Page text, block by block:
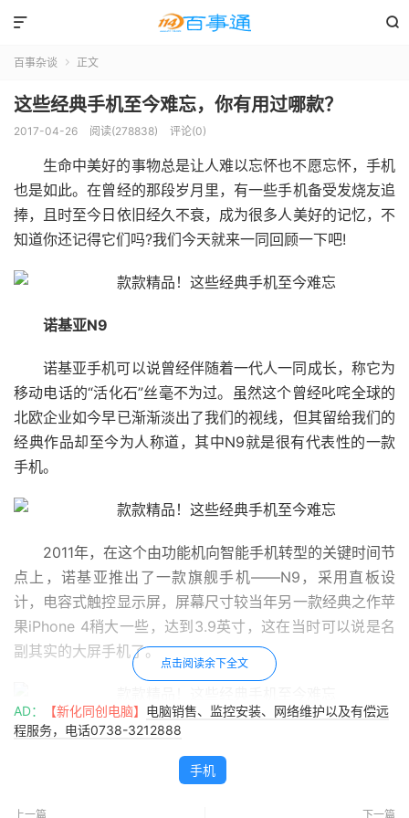


百事杂谈  正文
这些经典手机至今难忘，你有用过哪款？
2017-04-26 阅读(278838) 评论(0)
生命中美好的事物总是让人难以忘怀也不愿忘怀，手机
也是如此。在曾经的那段岁月里，有一些手机备受发烧友追
捧，且时至今日依旧经久不衰，成为很多人美好的记忆，不
知道你还记得它们吗?我们今天就来一同回顾一下吧!
诺基亚N9
诺基亚手机可以说曾经伴随着一代人一同成长，称它为
移动电话的“活化石”丝毫不为过。虽然这个曾经叱咤全球的
北欧企业如今早已渐渐淡出了我们的视线，但其留给我们的
经典作品却至今为人称道，其中N9就是很有代表性的一款
手机。
2011年，在这个由功能机向智能手机转型的关键时间节
点上，诺基亚推出了一款旗舰手机——N9，采用直板设
计，电容式触控显示屏，屏幕尺寸较当年另一款经典之作苹
果iPhone 4稍大一些，达到3.9英寸，这在当时可以说是名
副其实的大屏手机了。
我们都知道，从去年开始手机厂商们纷纷开始投向
AMOLED屏幕的怀抱，但这其实已经是概念超前的诺基亚
早在六年前便玩儿剩下的了。诺基亚N9就采用了AMOLED
材质显示屏，配有多点触控，显示分辨率达到854*480，
点击阅读余下全文
AD： 【新化同创电脑】 电脑销售、监控安装、网络维护以及有偿远
程服务，电话0738-3212888
手机
上一篇 下一篇